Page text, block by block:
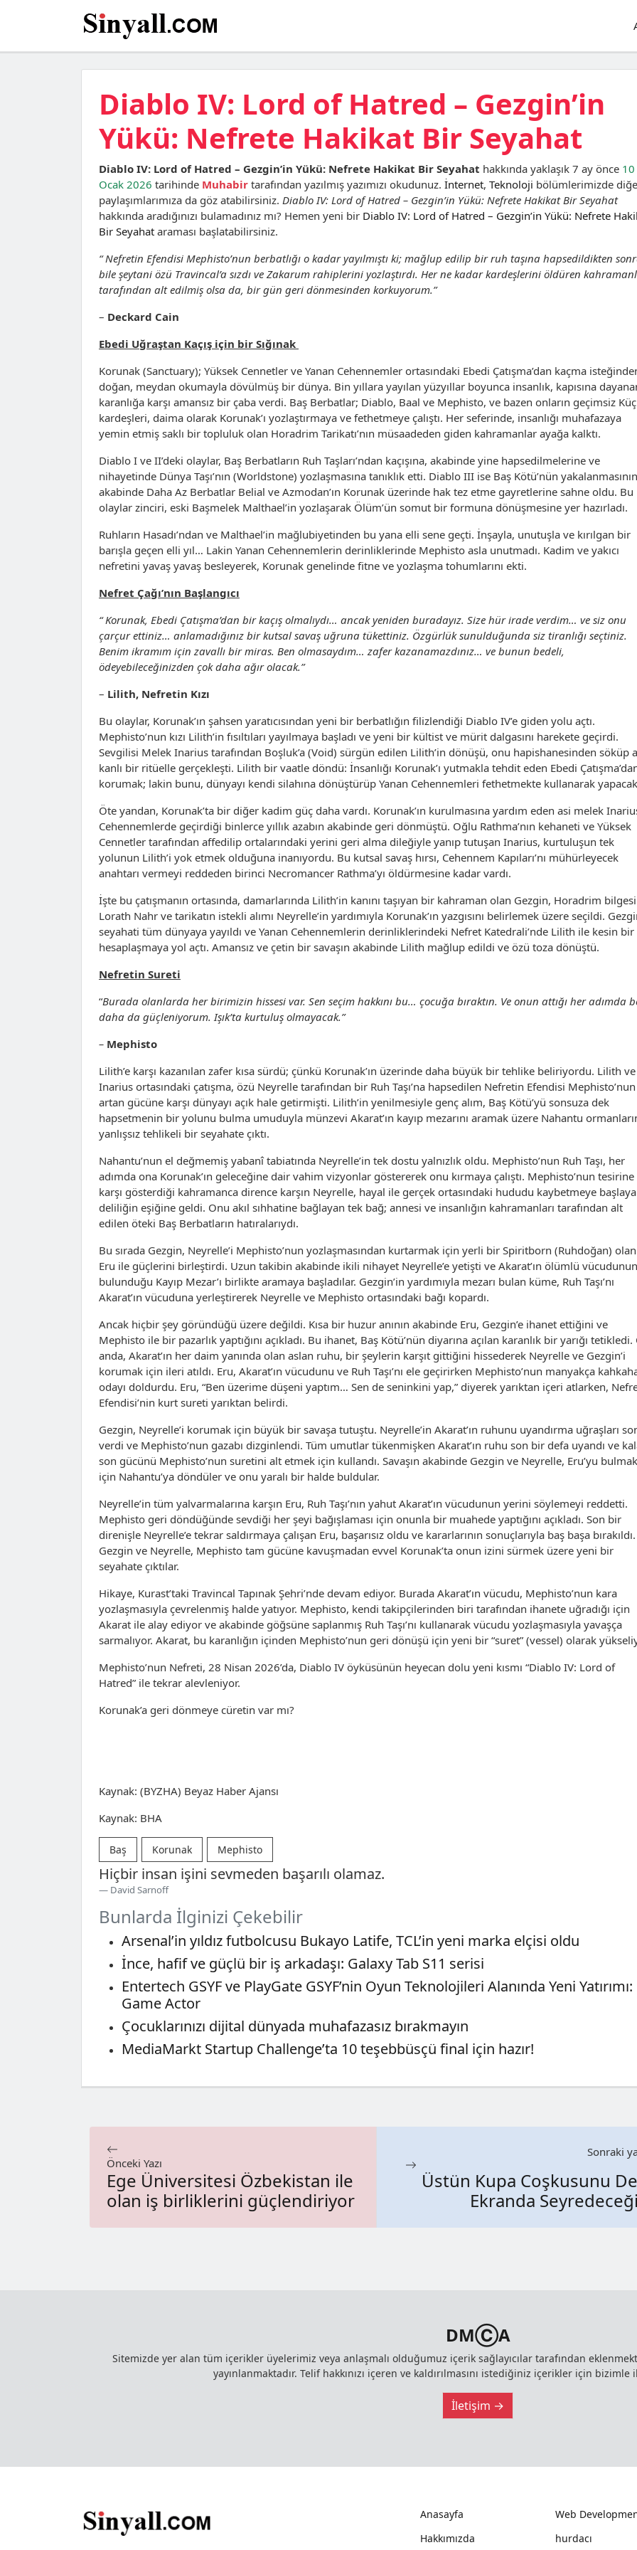
Diablo IV: Lord of Hatred – Gezgin’in
Yükü: Nefrete Hakikat Bir Seyahat
Diablo IV: Lord of Hatred – Gezgin’in Yükü: Nefrete Hakikat Bir Seyahat hakkında yaklaşık 7 ay önce 10
Ocak 2026 tarihinde Muhabir tarafından yazılmış yazımızı okudunuz. İnternet, Teknoloji bölümlerimizde
paylaşımlarımıza da göz atabilirsiniz. Diablo IV: Lord of Hatred – Gezgin’in Yükü: Nefrete Hakikat Bir Seyahat
hakkında aradığınızı bulamadınız mı? Hemen yeni bir Diablo IV: Lord of Hatred – Gezgin’in Yükü: Nefrete
Bir Seyahat araması başlatabilirsiniz.
“ Nefretin Efendisi Mephisto’nun berbatlığı o kadar yayılmıştı ki; mağlup edilip bir ruh taşına hapsedildikten
bile şeytani özü Travincal’a sızdı ve Zakarum rahiplerini yozlaştırdı. Her ne kadar kardeşlerini öldüren
tarafından alt edilmiş olsa da, bir gün geri dönmesinden korkuyorum.”
– Deckard Cain
Ebedi Uğraştan Kaçış için bir Sığınak
Korunak (Sanctuary); Yüksek Cennetler ve Yanan Cehennemler ortasındaki Ebedi Çatışma’dan kaçma
doğan, meydan okumayla dövülmüş bir dünya. Bin yıllara yayılan yüzyıllar boyunca insanlık, kapısına
karanlığa karşı amansız bir çaba verdi. Baş Berbatlar; Diablo, Baal ve Mephisto, ve bazen onların geçimsiz
kardeşleri, daima olarak Korunak’ı yozlaştırmaya ve fethetmeye çalıştı. Her seferinde, insanlığı muhafazaya
yemin etmiş saklı bir topluluk olan Horadrim Tarikatı’nın müsaadeden giden kahramanlar ayağa kalktı.
Diablo I ve II’deki olaylar, Baş Berbatların Ruh Taşları’ndan kaçışına, akabinde yine hapsedilmelerine ve
nihayetinde Dünya Taşı’nın (Worldstone) yozlaşmasına tanıklık etti. Diablo III ise Baş Kötü’nün yakalanmasının
akabinde Daha Az Berbatlar Belial ve Azmodan’ın Korunak üzerinde hak tez etme gayretlerine sahne oldu. Bu
olaylar zinciri, eski Başmelek Malthael’in yozlaşarak Ölüm’ün somut bir formuna dönüşmesine yer hazırladı.
Ruhların Hasadı’ndan ve Malthael’in mağlubiyetinden bu yana elli sene geçti. İnşayla, unutuşla ve kırılgan bir
barışla geçen elli yıl… Lakin Yanan Cehennemlerin derinliklerinde Mephisto asla unutmadı. Kadim ve yakıcı
nefretini yavaş yavaş besleyerek, Korunak genelinde fitne ve yozlaşma tohumlarını ekti.
Nefret Çağı’nın Başlangıcı
“ Korunak, Ebedi Çatışma’dan bir kaçış olmalıydı… ancak yeniden buradayız. Size hür irade verdim… ve siz onu
çarçur ettiniz… anlamadığınız bir kutsal savaş uğruna tükettiniz. Özgürlük sunulduğunda siz tiranlığı seçtiniz.
Benim ikramım için zavallı bir miras. Ben olmasaydım… zafer kazanamazdınız… ve bunun bedeli,
ödeyebileceğinizden çok daha ağır olacak.”
– Lilith, Nefretin Kızı
Bu olaylar, Korunak’ın şahsen yaratıcısından yeni bir berbatlığın filizlendiği Diablo IV’e giden yolu açtı.
Mephisto’nun kızı Lilith’in fısıltıları yayılmaya başladı ve yeni bir kültist ve mürit dalgasını harekete geçirdi.
Sevgilisi Melek Inarius tarafından Boşluk’a (Void) sürgün edilen Lilith’in dönüşü, onu hapishanesinden söküp
kanlı bir ritüelle gerçekleşti. Lilith bir vaatle döndü: İnsanlığı Korunak’ı yutmakla tehdit eden Ebedi
korumak; lakin bunu, dünyayı kendi silahına dönüştürüp Yanan Cehennemleri fethetmekte kullanarak
Öte yandan, Korunak’ta bir diğer kadim güç daha vardı. Korunak’ın kurulmasına yardım eden asi melek
Cehennemlerde geçirdiği binlerce yıllık azabın akabinde geri dönmüştü. Oğlu Rathma’nın kehaneti ve Yüksek
Cennetler tarafından affedilip ortalarındaki yerini geri alma dileğiyle yanıp tutuşan Inarius, kurtuluşun tek
yolunun Lilith’i yok etmek olduğuna inanıyordu. Bu kutsal savaş hırsı, Cehennem Kapıları’nı mühürleyecek
anahtarı vermeyi reddeden birinci Necromancer Rathma’yı öldürmesine kadar vardı.
İşte bu çatışmanın ortasında, damarlarında Lilith’in kanını taşıyan bir kahraman olan Gezgin, Horadrim bilgesi
Lorath Nahr ve tarikatın istekli alımı Neyrelle’in yardımıyla Korunak’ın yazgısını belirlemek üzere seçildi.
seyahati tüm dünyaya yayıldı ve Yanan Cehennemlerin derinliklerindeki Nefret Katedrali’nde Lilith ile kesin bir
hesaplaşmaya yol açtı. Amansız ve çetin bir savaşın akabinde Lilith mağlup edildi ve özü toza dönüştü.
Nefretin Sureti
“Burada olanlarda her birimizin hissesi var. Sen seçim hakkını bu… çocuğa bıraktın. Ve onun attığı her adımda
daha da güçleniyorum. Işık’ta kurtuluş olmayacak.”
– Mephisto
Lilith’e karşı kazanılan zafer kısa sürdü; çünkü Korunak’ın üzerinde daha büyük bir tehlike beliriyordu. Lilith ve
Inarius ortasındaki çatışma, özü Neyrelle tarafından bir Ruh Taşı’na hapsedilen Nefretin Efendisi Mephisto’nun
artan gücüne karşı dünyayı açık hale getirmişti. Lilith’in yenilmesiyle genç alım, Baş Kötü’yü sonsuza dek
hapsetmenin bir yolunu bulma umuduyla münzevi Akarat’ın kayıp mezarını aramak üzere Nahantu
yanlışsız tehlikeli bir seyahate çıktı.
Nahantu’nun el değmemiş yabanî tabiatında Neyrelle’in tek dostu yalnızlık oldu. Mephisto’nun Ruh Taşı, her
adımda ona Korunak’ın geleceğine dair vahim vizyonlar göstererek onu kırmaya çalıştı. Mephisto’nun tesirine
karşı gösterdiği kahramanca dirence karşın Neyrelle, hayal ile gerçek ortasındaki hududu kaybetmeye
deliliğin eşiğine geldi. Onu akıl sıhhatine bağlayan tek bağ; annesi ve insanlığın kahramanları tarafından alt
edilen öteki Baş Berbatların hatıralarıydı.
Bu sırada Gezgin, Neyrelle’i Mephisto’nun yozlaşmasından kurtarmak için yerli bir Spiritborn (Ruhdoğan) olan
Eru ile güçlerini birleştirdi. Uzun takibin akabinde ikili nihayet Neyrelle’e yetişti ve Akarat’ın ölümlü vücudunun
bulunduğu Kayıp Mezar’ı birlikte aramaya başladılar. Gezgin’in yardımıyla mezarı bulan küme, Ruh Taşı’nı
Akarat’ın vücuduna yerleştirerek Neyrelle ve Mephisto ortasındaki bağı kopardı.
Ancak hiçbir şey göründüğü üzere değildi. Kısa bir huzur anının akabinde Eru, Gezgin’e ihanet ettiğini ve
Mephisto ile bir pazarlık yaptığını açıkladı. Bu ihanet, Baş Kötü’nün diyarına açılan karanlık bir yarığı tetikledi.
anda, Akarat’ın her daim yanında olan aslan ruhu, bir şeylerin karşıt gittiğini hissederek Neyrelle ve Gezgin’i
korumak için ileri atıldı. Eru, Akarat’ın vücudunu ve Ruh Taşı’nı ele geçirirken Mephisto’nun manyakça
odayı doldurdu. Eru, “Ben üzerime düşeni yaptım… Sen de seninkini yap,” diyerek yarıktan içeri atlarken,
Efendisi’nin kurt sureti yarıktan belirdi.
Gezgin, Neyrelle’i korumak için büyük bir savaşa tutuştu. Neyrelle’in Akarat’ın ruhunu uyandırma uğraşları
verdi ve Mephisto’nun gazabı dizginlendi. Tüm umutlar tükenmişken Akarat’ın ruhu son bir defa uyandı ve
son gücünü Mephisto’nun suretini alt etmek için kullandı. Savaşın akabinde Gezgin ve Neyrelle, Eru’yu bulmak
için Nahantu’ya döndüler ve onu yaralı bir halde buldular.
Neyrelle’in tüm yalvarmalarına karşın Eru, Ruh Taşı’nın yahut Akarat’ın vücudunun yerini söylemeyi reddetti.
Mephisto geri döndüğünde sevdiği her şeyi bağışlaması için onunla bir muahede yaptığını açıkladı. Son bir
direnişle Neyrelle’e tekrar saldırmaya çalışan Eru, başarısız oldu ve kararlarının sonuçlarıyla baş başa bırakıldı.
Gezgin ve Neyrelle, Mephisto tam gücüne kavuşmadan evvel Korunak’ta onun izini sürmek üzere yeni bir
seyahate çıktılar.
Hikaye, Kurast’taki Travincal Tapınak Şehri’nde devam ediyor. Burada Akarat’ın vücudu, Mephisto’nun kara
yozlaşmasıyla çevrelenmiş halde yatıyor. Mephisto, kendi takipçilerinden biri tarafından ihanete uğradığı için
Akarat ile alay ediyor ve akabinde göğsüne saplanmış Ruh Taşı’nı kullanarak vücudu yozlaşmasıyla yavaşça
sarmalıyor. Akarat, bu karanlığın içinden Mephisto’nun geri dönüşü için yeni bir “suret” (vessel) olarak
Mephisto’nun Nefreti, 28 Nisan 2026’da, Diablo IV öyküsünün heyecan dolu yeni kısmı “Diablo IV: Lord of
Hatred” ile tekrar alevleniyor.
Korunak’a geri dönmeye cüretin var mı?
Kaynak: (BYZHA) Beyaz Haber Ajansı
Kaynak: BHA
Baş Korunak Mephisto
Hiçbir insan işini sevmeden başarılı olamaz.
David Sarnoff
Bunlarda İlginizi Çekebilir
Arsenal’in yıldız futbolcusu Bukayo Latife, TCL’in yeni marka elçisi oldu
İnce, hafif ve güçlü bir iş arkadaşı: Galaxy Tab S11 serisi
Entertech GSYF ve PlayGate GSYF’nin Oyun Teknolojileri Alanında Yeni Yatırımı:
Game Actor
Çocuklarınızı dijital dünyada muhafazasız bırakmayın
MediaMarkt Startup Challenge’ta 10 teşebbüsçü final için hazır!
Önceki Yazı
Ege Üniversitesi Özbekistan ile
olan iş birliklerini güçlendiriyor
Sonraki
Üstün Kupa Coşkusunu
Ekranda
DMⒸA
Sitemizde yer alan tüm içerikler üyelerimiz veya anlaşmalı olduğumuz içerik sağlayıcılar tarafından
yayınlanmaktadır. Telif hakkınızı içeren ve kaldırılmasını istediğiniz içerikler için
İletişim →
Anasayfa
Hakkımızda
Web
hurdacı